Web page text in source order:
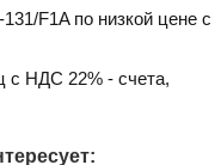
F1A по низкой цене с
с НДС 22% - счета,